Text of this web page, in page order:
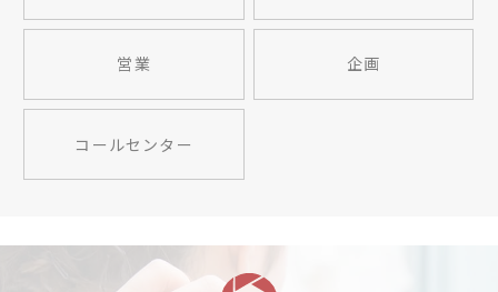
営業 企画
コールセンター